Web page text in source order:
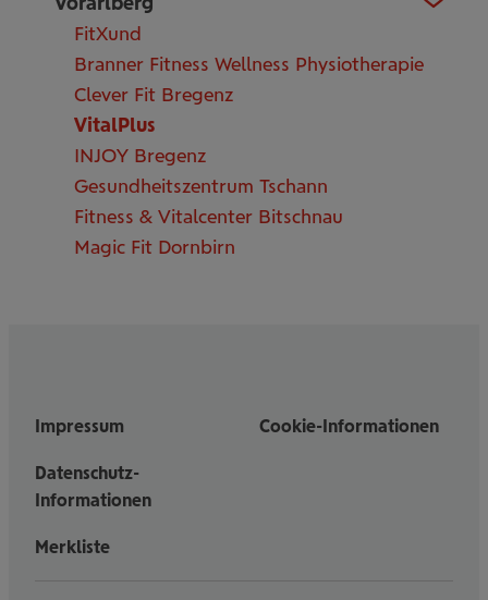
FitXund
Branner Fitness Wellness Physiotherapie
Clever Fit Bregenz
VitalPlus
INJOY Bregenz
Gesundheitszentrum Tschann
Fitness & Vitalcenter Bitschnau
Magic Fit Dornbirn
Impressum
Datenschutz-
Informationen
Cookie-Informationen
Merkliste